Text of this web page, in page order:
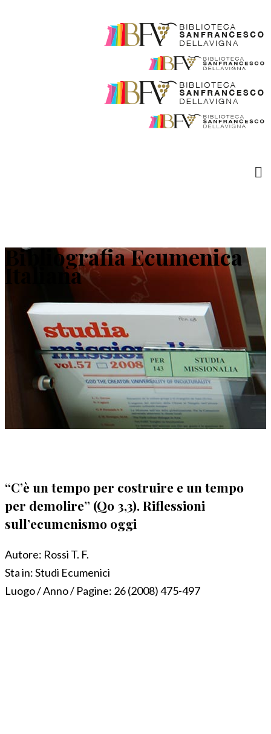
Bibliografia Ecumenica
Italiana
“C’è un tempo per costruire e un tempo
per demolire” (Qo 3,3). Riflessioni
sull’ecumenismo oggi
Autore: Rossi T. F.
Sta in:Studi Ecumenici
Luogo / Anno / Pagine: 26 (2008) 475-497